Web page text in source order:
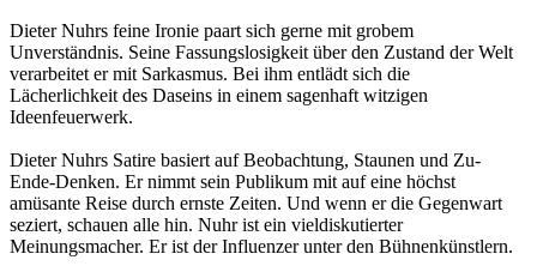
Dieter Nuhrs feine Ironie paart sich gerne mit grobem
Unverständnis. Seine Fassungslosigkeit über den Zustand der Welt
verarbeitet er mit Sarkasmus. Bei ihm entlädt sich die
Lächerlichkeit des Daseins in einem sagenhaft witzigen
Ideenfeuerwerk.
Dieter Nuhrs Satire basiert auf Beobachtung, Staunen und Zu-
Ende-Denken. Er nimmt sein Publikum mit auf eine höchst
amüsante Reise durch ernste Zeiten. Und wenn er die Gegenwart
seziert, schauen alle hin. Nuhr ist ein vieldiskutierter
Meinungsmacher. Er ist der Influenzer unter den Bühnenkünstlern.